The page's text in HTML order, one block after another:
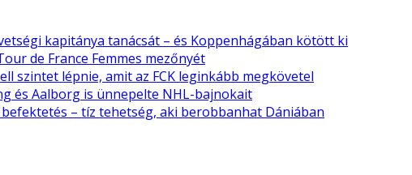
kapitánya tanácsát – és Koppenhágában kötött ki
de France Femmes mezőnyét
szintet lépnie, amit az FCK leginkább megkövetel
és Aalborg is ünnepelte NHL-bajnokait
– tíz tehetség, aki berobbanhat Dániában